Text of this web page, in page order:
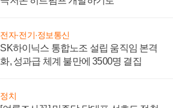
전자·전기·정보통신
SK하이닉스 통합노조 설립 움직임 본격
화, 성과급 체계 불만에 3500명 결집
정치